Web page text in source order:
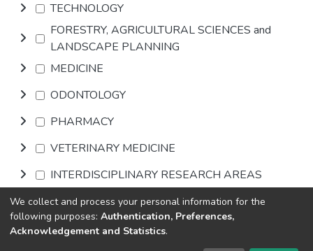
TECHNOLOGY
FORESTRY, AGRICULTURAL SCIENCES and
LANDSCAPE PLANNING
MEDICINE
ODONTOLOGY
PHARMACY
VETERINARY MEDICINE
INTERDISCIPLINARY RESEARCH AREAS
Browse
We collect and process your personal information for the
following purposes: Authentication, Preferences,
Acknowledgement and Statistics.